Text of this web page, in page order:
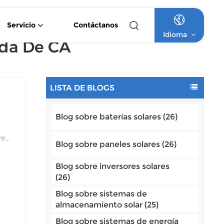
Servicio
Contáctanos
Idioma
English
Français
Deutsch
Italiano
Русский
Português
De CA
LISTA DE BLOGS
Blog sobre baterías solares (26)
Blog sobre paneles solares (26)
Blog sobre inversores solares
(26)
Blog sobre sistemas de
almacenamiento solar (25)
Blog sobre sistemas de energía